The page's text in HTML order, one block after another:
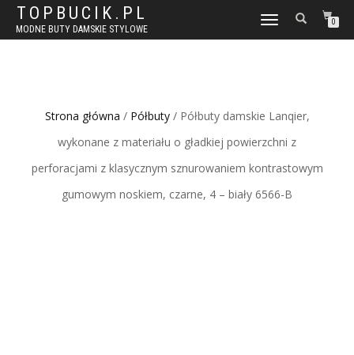
TOPBUCIK.PL
MODNE BUTY DAMSKIE STYLOWE
WŁĄCZ
NAWIGACJĘ
0
Strona główna / Półbuty/ Półbuty damskie Lanqier,
wykonane z materiału o gładkiej powierzchni z
perforacjami z klasycznym sznurowaniem kontrastowym
gumowym noskiem, czarne, 4 – biały 6566-B